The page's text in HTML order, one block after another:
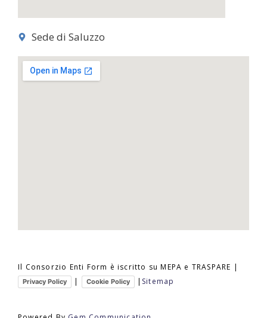
Sede di Saluzzo
Il Consorzio Enti Form è iscritto su MEPA e TRASPARE |
Privacy Policy | Cookie Policy | Sitemap